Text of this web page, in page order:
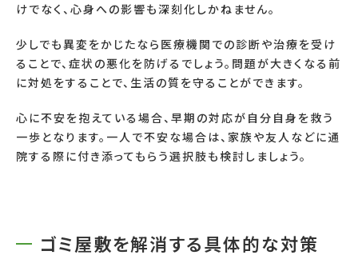
けでなく、心身への影響も深刻化しかねません。
少しでも異変をかじたなら医療機関での診断や治療を受け
ることで、症状の悪化を防げるでしょう。問題が大きくなる前
に対処をすることで、生活の質を守ることができます。
心に不安を抱えている場合、早期の対応が自分自身を救う
一歩となります。一人で不安な場合は、家族や友人などに通
院する際に付き添ってもらう選択肢も検討しましょう。
ゴミ屋敷を解消する具体的な対策